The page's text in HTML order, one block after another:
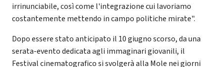
irrinunciabile, così come l'integrazione cui lavoriamo
costantemente mettendo in campo politiche mirate".
Dopo essere stato anticipato il 10 giugno scorso, da una
serata-evento dedicata agli immaginari giovanili, il
Festival cinematografico si svolgerà alla Mole nei giorni